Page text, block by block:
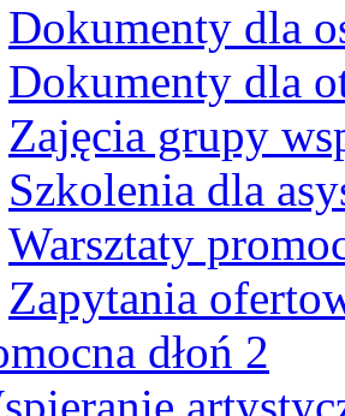
Dokumenty dla
Dokumenty dla
Zajęcia grupy
Szkolenia dla
Warsztaty
Zapytania
dłoń 2